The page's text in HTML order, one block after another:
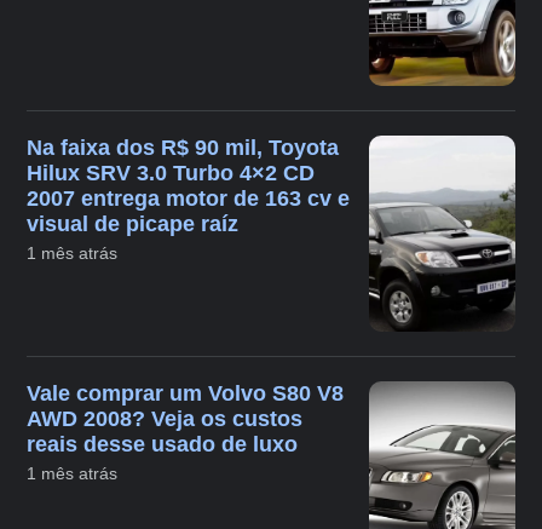
Na faixa dos R$ 90 mil, Toyota
Hilux SRV 3.0 Turbo 4×2 CD
2007 entrega motor de 163 cv e
visual de picape raíz
1 mês atrás
Vale comprar um Volvo S80 V8
AWD 2008? Veja os custos
reais desse usado de luxo
1 mês atrás